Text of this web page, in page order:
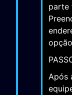
parte
Após